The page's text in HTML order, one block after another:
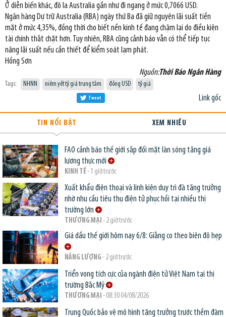
Ở diễn biến khác, đô la Australia gần như đi ngang ở mức 0,7066 USD.
Ngân hàng Dự trữ Australia (RBA) ngày thứ Ba đã giữ nguyên lãi suất tiền
mặt ở mức 4,35%, đồng thời cho biết nền kinh tế đang chậm lại do điều kiện
tài chính thắt chặt hơn. Tuy nhiên, RBA cũng cảnh báo vẫn có thể tiếp tục
nâng lãi suất nếu cần thiết để kiểm soát lạm phát.
Hồng Sơn
Nguồn:Thời Báo Ngân Hàng
Tags: NHNN niêm yết tỷ giá trung tâm đồng USD tỷ giá
Link gốc
Tweet
TIN NỔI BẬT XEM NHIỀU
FAO cảnh báo thế giới sắp đối mặt làn sóng tăng giá
lương thực mới
KINH TẾ- 1 giờ trước
Xuất khẩu điện thoại và linh kiện duy trì đà tăng trưởng
nhờ nhu cầu tiêu thụ điện tử phục hồi tại nhiều thị
trường lớn
THƯƠNG MẠI - 2 giờ trước
Giá dầu thế giới hôm nay 6/8: Giằng co theo biên độ hẹp
NĂNG LƯỢNG - 2 giờ trước
Triển vọng tích cực của ngành điện tử Việt Nam tại thị
trường Bắc Mỹ
THƯƠNG MẠI - 08:30 04/08/2026
Trung Quốc bảo vệ mô hình tăng trưởng trước thềm đàm